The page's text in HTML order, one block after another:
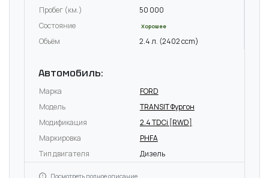
Пробег (км.)
50 000
Состояние
Хорошее
Объём 2.4 л. (2402 ccm)
Автомобиль:
Марка
FORD
Модель
TRANSIT Фургон
Модификация
2.4 TDCi [RWD]
Маркировка
PHFA
Тип двигателя
Дизель
Посмотреть полное описание